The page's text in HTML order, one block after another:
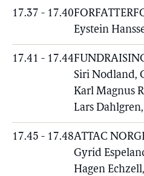
17.37 - 17.40
Eystein
17.41 - 17.44
Siri Nodland,
Karl Magnus
Lars
17.45 - 17.48ATTAC
Gyrid
Hagen